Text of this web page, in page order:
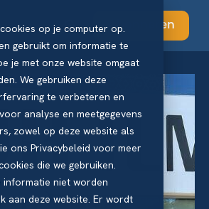
op je computer op.
gebruikt om informatie te
je met onze website omgaat
We gebruiken deze
te verbeteren en
analyse en meetgegevens
zowel op deze website als
ons Privacybeleid voor meer
die we gebruiken.
informatie niet worden
aan deze website. Er wordt
Abonneren